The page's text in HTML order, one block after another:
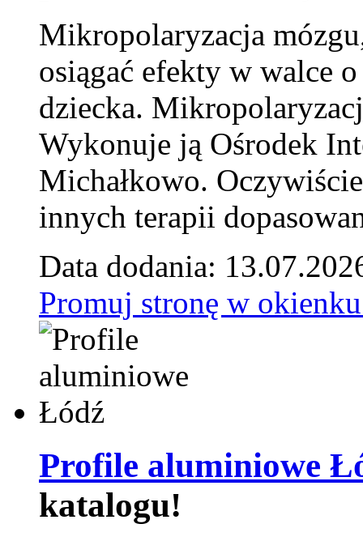
Mikropolaryzacja
osiągać efekty w walce
dziecka.
Wykonuje ją Ośrodek
Michałkowo.
innych terapii
Data dodania:
Promuj stronę w
Profile aluminiowe
katalogu!